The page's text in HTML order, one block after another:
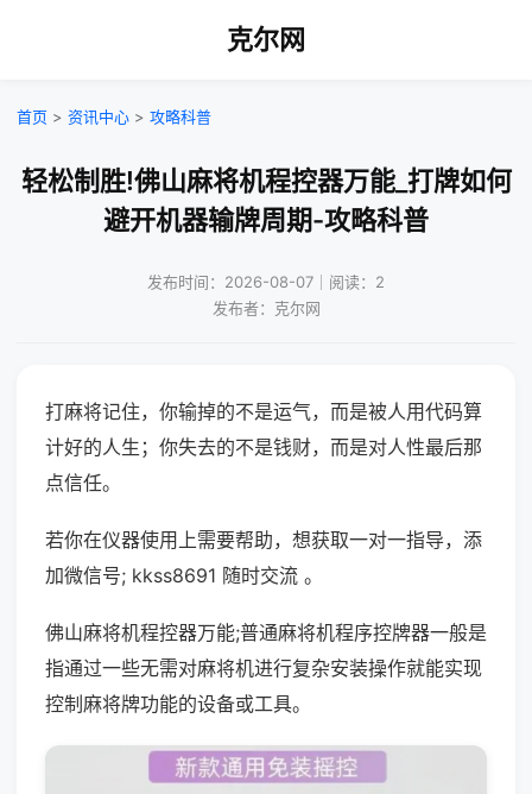
克尔网
首页 > 资讯中心 > 攻略科普
轻松制胜!佛山麻将机程控器万能_打牌如何
避开机器输牌周期-攻略科普
发布时间：2026-08-07｜阅读：2
发布者：克尔网
打麻将记住，你输掉的不是运气，而是被人用代码算
计好的人生；你失去的不是钱财，而是对人性最后那
点信任。
若你在仪器使用上需要帮助，想获取一对一指导，添
加微信号; kkss8691 随时交流 。
佛山麻将机程控器万能;普通麻将机程序控牌器一般是
指通过一些无需对麻将机进行复杂安装操作就能实现
控制麻将牌功能的设备或工具。